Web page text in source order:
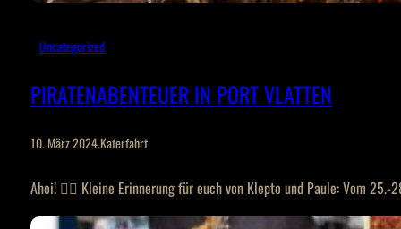
Uncategorized
PIRATENABENTEUER IN PORT VLATTEN
10. März 2024.Katerfahrt
Ahoi! 🏴‍☠️ Kleine Erinnerung für euch von Klepto und Paule: Vom